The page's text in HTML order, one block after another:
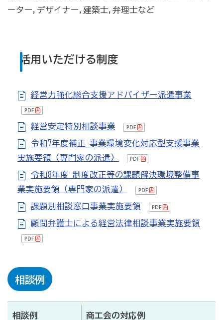
ーター,デザイナー,建築士,弁理士など
活用いただける制度
経営力強化総合支援アドバイザー派遣事業
経営安定特別相談事業
令和7年度補正_事業環境変化対応型支援事業
実施要領（専門家の派遣）
令和8年度_制度改正等の課題解決環境整備事
業実施要領（専門家の派遣）
課題別相談窓口事業実施要領
顧問弁護士による経営法律相談事業実施要領
相談例
相談例 商工会の対応例
リテールマーケティング（販売士）検定試験
行きます・聞きます・提案します そして伴走します～
商工会の支援事例～
会報「商工かが．のと」
商工会
目的 事業内容 商工会のあゆみ（沿革）
青年部について 女性部について
セミナー・講習会情報
いしかわ商工会のインボイス広報
採用情報